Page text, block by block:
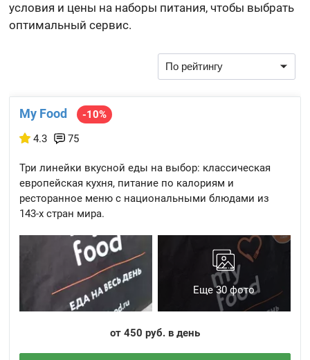
условия и цены на наборы питания, чтобы выбрать
оптимальный сервис.
My Food
-10%
4.3
75
Три линейки вкусной еды на выбор: классическая
европейская кухня, питание по калориям и
ресторанное меню с национальными блюдами из
143-х стран мира.
Еще 30 фото
от 450 руб. в день